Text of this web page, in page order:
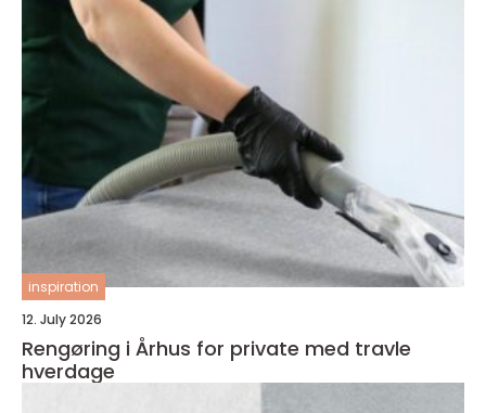
inspiration
12. July 2026
Rengøring i Århus for private med travle
hverdage